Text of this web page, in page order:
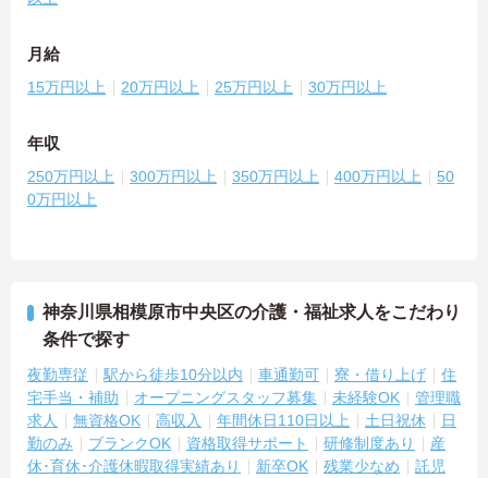
月給
15万円以上 20万円以上 25万円以上 30万円以上
年収
250万円以上 300万円以上 350万円以上 400万円以上
50
0万円以上
神奈川県相模原市中央区の介護・福祉求人をこだわり
条件で探す
夜勤専従 駅から徒歩10分以内 車通勤可 寮・借り上げ
住
宅手当・補助
オープニングスタッフ募集 未経験OK
管理職
求人
無資格OK 高収入 年間休日110日以上 土日祝休
日
勤のみ
ブランクOK 資格取得サポート 研修制度あり
産
休･育休･介護休暇取得実績あり
新卒OK 残業少なめ
託児